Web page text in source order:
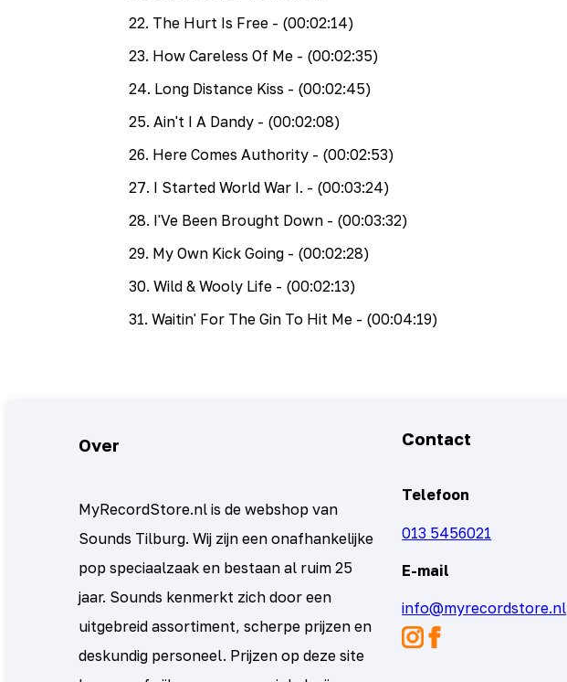
22. The Hurt Is Free- (00:02:14)
23. How Careless Of Me- (00:02:35)
24. Long Distance Kiss - (00:02:45)
25. Ain't I A Dandy- (00:02:08)
26. Here Comes Authority- (00:02:53)
27. I Started World War I. - (00:03:24)
28. I'Ve Been Brought Down- (00:03:32)
29. My Own Kick Going- (00:02:28)
30. Wild & Wooly Life- (00:02:13)
31. Waitin' For The Gin To Hit Me- (00:04:19)
Over
MyRecordStore.nl is de webshop van
Sounds Tilburg. Wij zijn een onafhankelijke
pop speciaalzaak en bestaan al ruim 25
jaar. Sounds kenmerkt zich door een
uitgebreid assortiment, scherpe prijzen en
deskundig personeel. Prijzen op deze site
Contact
Telefoon
013 5456021
E-mail
info@myrecordstore.nl